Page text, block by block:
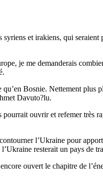
et irakiens, qui
je me demanderais
Bosnie. Nettement
Davuto?lu.
ouvrir et refemer très
l’Ukraine pour
resterait un pays de
ouvert le chapitre de